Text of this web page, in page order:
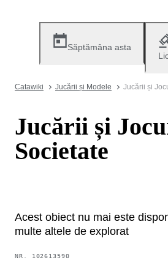
Săptămâna asta
Catawiki Jucării și Modele Jucării și
Jucării și
Societate
Acest obiect nu mai este
multe altele de explorat
NR. 102613590